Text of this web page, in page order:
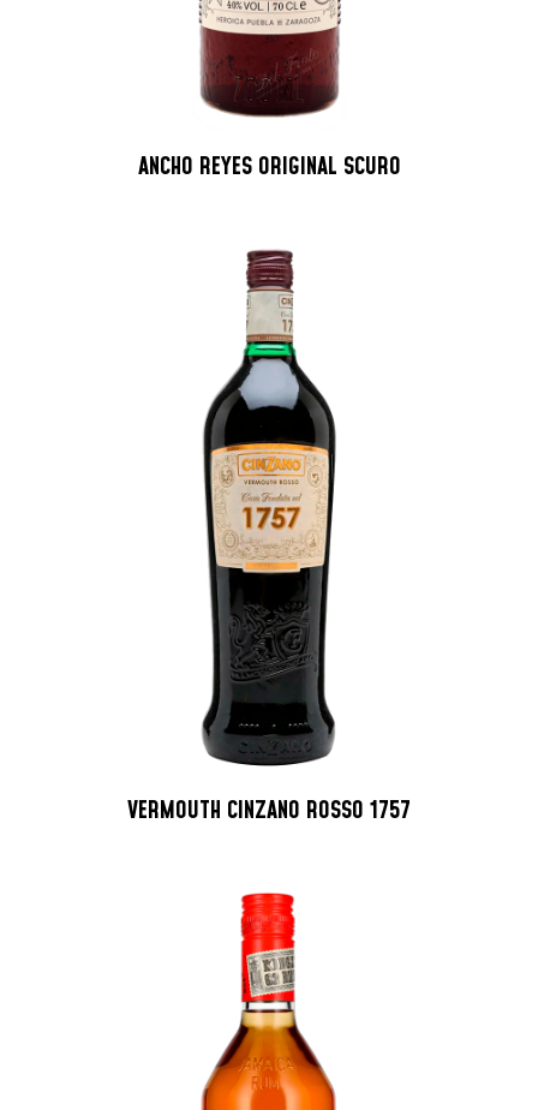
ANCHO REYES ORIGINAL SCURO
VERMOUTH CINZANO ROSSO 1757